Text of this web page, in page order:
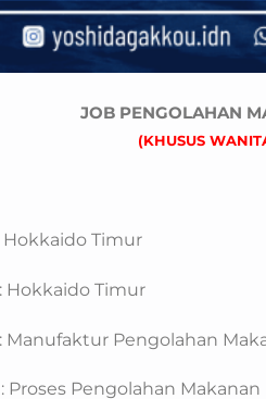
JOB PENGOLAHAN
(KHUSUS
Timur
Timur
Pengolahan
Pengolahan Makanan